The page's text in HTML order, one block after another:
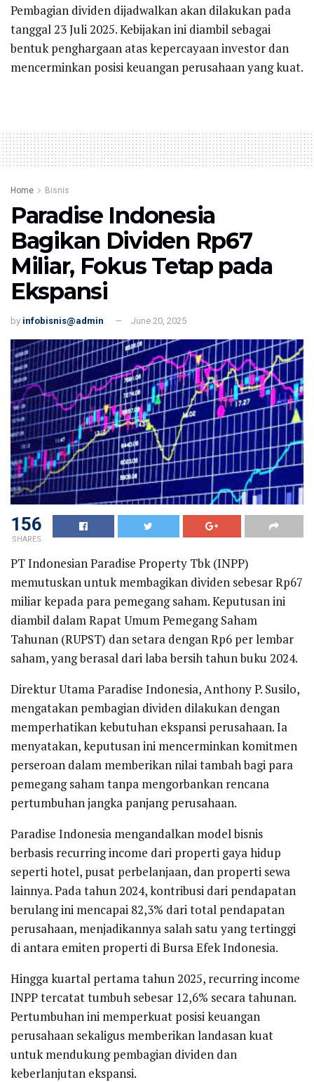
Pembagian dividen dijadwalkan akan dilakukan pada
tanggal 23 Juli 2025. Kebijakan ini diambil sebagai
bentuk penghargaan atas kepercayaan investor dan
mencerminkan posisi keuangan perusahaan yang kuat.
Home Bisnis
Paradise Indonesia
Bagikan Dividen Rp67
Miliar, Fokus Tetap pada
Ekspansi
by infobisnis@admin June 20, 2025
156
SHARES
PT Indonesian Paradise Property Tbk (INPP)
memutuskan untuk membagikan dividen sebesar Rp67
miliar kepada para pemegang saham. Keputusan ini
diambil dalam Rapat Umum Pemegang Saham
Tahunan (RUPST) dan setara dengan Rp6 per lembar
saham, yang berasal dari laba bersih tahun buku 2024.
Direktur Utama Paradise Indonesia, Anthony P. Susilo,
mengatakan pembagian dividen dilakukan dengan
memperhatikan kebutuhan ekspansi perusahaan. Ia
menyatakan, keputusan ini mencerminkan komitmen
perseroan dalam memberikan nilai tambah bagi para
pemegang saham tanpa mengorbankan rencana
pertumbuhan jangka panjang perusahaan.
Paradise Indonesia mengandalkan model bisnis
berbasis recurring income dari properti gaya hidup
seperti hotel, pusat perbelanjaan, dan properti sewa
lainnya. Pada tahun 2024, kontribusi dari pendapatan
berulang ini mencapai 82,3% dari total pendapatan
perusahaan, menjadikannya salah satu yang tertinggi
di antara emiten properti di Bursa Efek Indonesia.
Hingga kuartal pertama tahun 2025, recurring income
INPP tercatat tumbuh sebesar 12,6% secara tahunan.
Pertumbuhan ini memperkuat posisi keuangan
perusahaan sekaligus memberikan landasan kuat
untuk mendukung pembagian dividen dan
keberlanjutan ekspansi.